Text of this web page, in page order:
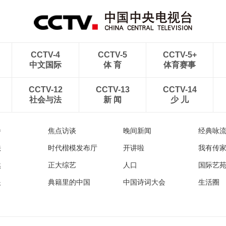
CCTV-4
中文国际
CCTV-5
体 育
CCTV-5+
体育赛事
CCTV-12
社会与法
CCTV-13
新 闻
CCTV-14
少 儿
焦点访谈 晚间新闻 经典咏
时代楷模发布厅 开讲啦 我有传
正大综艺 人口 国际艺苑
典籍里的中国 中国诗词大会 生活圈